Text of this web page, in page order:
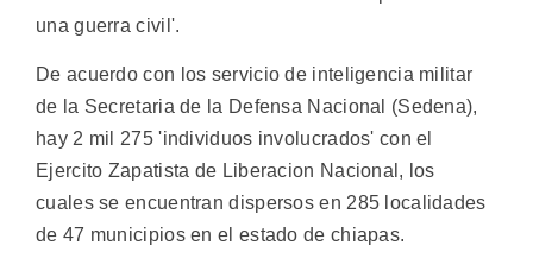
una guerra civil'.
De acuerdo con los servicio de inteligencia militar
de la Secretaria de la Defensa Nacional (Sedena),
hay 2 mil 275 'individuos involucrados' con el
Ejercito Zapatista de Liberacion Nacional, los
cuales se encuentran dispersos en 285 localidades
de 47 municipios en el estado de chiapas.